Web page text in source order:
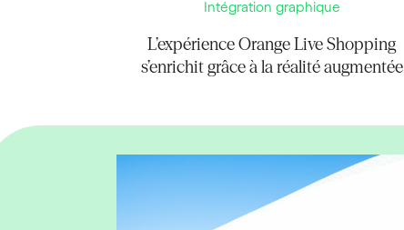
Intégration graphique
L’expérience Orange Live Shopping
s’enrichit grâce à la réalité augmentée